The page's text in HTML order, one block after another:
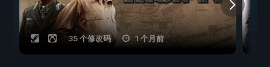
35 个修改码 1 个月前